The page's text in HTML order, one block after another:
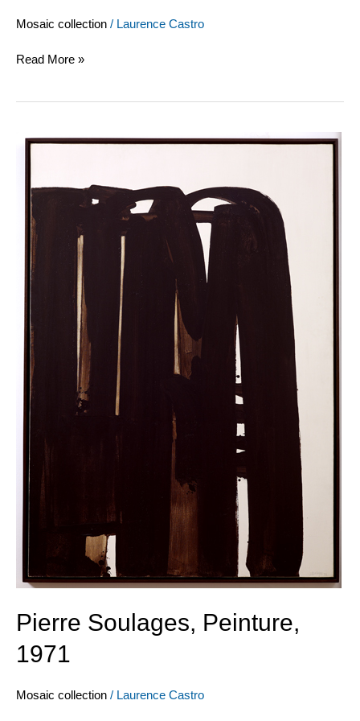
Mosaic collection / Laurence Castro
Read More »
Pierre Soulages, Peinture,
1971
Mosaic collection / Laurence Castro
Pierre
Soulages,
1971